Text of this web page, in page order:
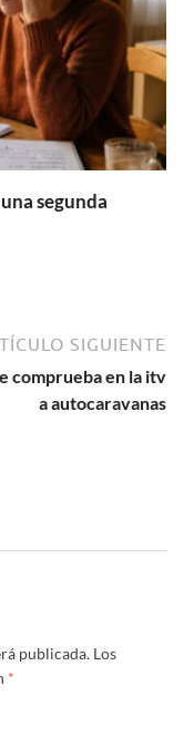
segunda
SIGUIENTE
comprueba en la itv
a autocaravanas
publicada. Los
*